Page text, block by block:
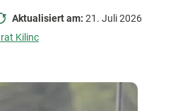
Aktualisiert am: 21. Juli 2026
Kilinc